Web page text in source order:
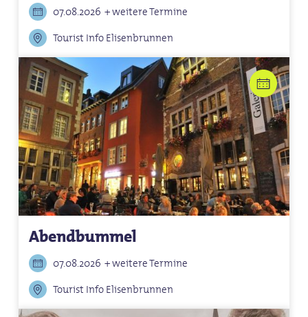
07.08.2026 + weitere Termine
Tourist Info Elisenbrunnen
Abendbummel
07.08.2026 + weitere Termine
Tourist Info Elisenbrunnen